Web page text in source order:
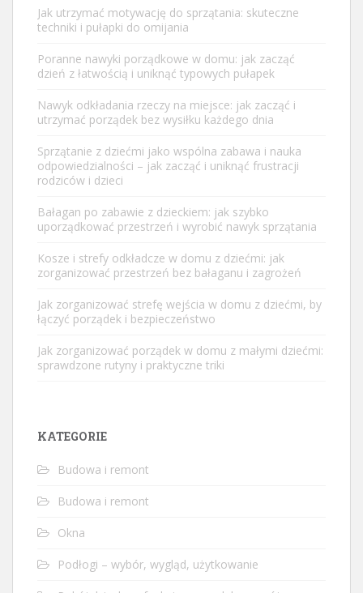
Jak utrzymać motywację do sprzątania: skuteczne
techniki i pułapki do omijania
Poranne nawyki porządkowe w domu: jak zacząć
dzień z łatwością i uniknąć typowych pułapek
Nawyk odkładania rzeczy na miejsce: jak zacząć i
utrzymać porządek bez wysiłku każdego dnia
Sprzątanie z dziećmi jako wspólna zabawa i nauka
odpowiedzialności – jak zacząć i uniknąć frustracji
rodziców i dzieci
Bałagan po zabawie z dzieckiem: jak szybko
uporządkować przestrzeń i wyrobić nawyk sprzątania
Kosze i strefy odkładcze w domu z dziećmi: jak
zorganizować przestrzeń bez bałaganu i zagrożeń
Jak zorganizować strefę wejścia w domu z dziećmi, by
łączyć porządek i bezpieczeństwo
Jak zorganizować porządek w domu z małymi dziećmi:
sprawdzone rutyny i praktyczne triki
KATEGORIE
Budowa i remont
Budowa i remont
Okna
Podłogi – wybór, wygląd, użytkowanie